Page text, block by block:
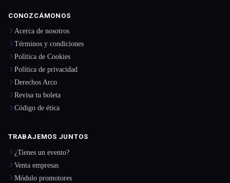
CONOZCÁMONOS
Acerca de nosotros
Términos y condiciones
Política de Cookies
Política de privacidad
Derechos Arco
Revisa tu boleta
Código de ética
TRABAJEMOS JUNTOS
¿Tienes un evento?
Venta empresas
Módulo promotores